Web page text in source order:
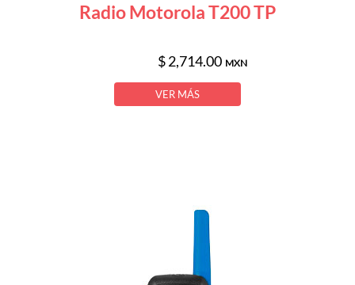
Radio Motorola T200 TP
$ 2,714.00 MXN
VER MÁS